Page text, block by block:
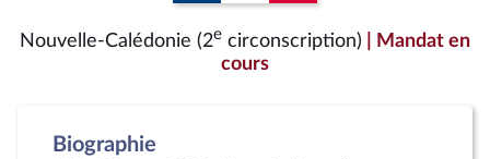
Nouvelle-Calédonie (2e circonscription)
| Mandat en
cours
Biographie